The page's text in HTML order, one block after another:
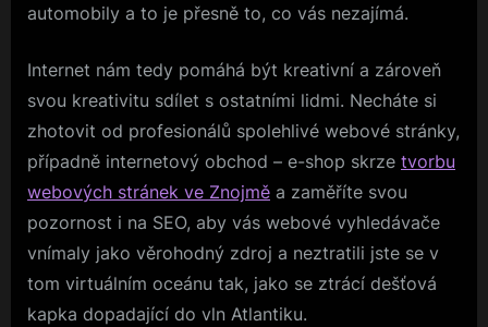
automobily a to je přesně to, co vás nezajímá.
Internet nám tedy pomáhá být kreativní a zároveň
svou kreativitu sdílet s ostatními lidmi. Necháte si
zhotovit od profesionálů spolehlivé webové stránky,
případně internetový obchod – e-shop skrze tvorbu
webových stránek ve Znojmě a zaměříte svou
pozornost i na SEO, aby vás webové vyhledávače
vnímaly jako věrohodný zdroj a neztratili jste se v
tom virtuálním oceánu tak, jako se ztrácí dešťová
kapka dopadající do vln Atlantiku.